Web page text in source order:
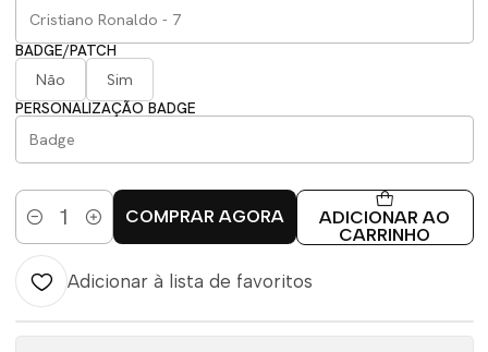
BADGE/PATCH
Não
Sim
PERSONALIZAÇÃO BADGE
Quantidade
ADICIONAR AO
CARRINHO
COMPRAR AGORA
Adicionar à lista de favoritos